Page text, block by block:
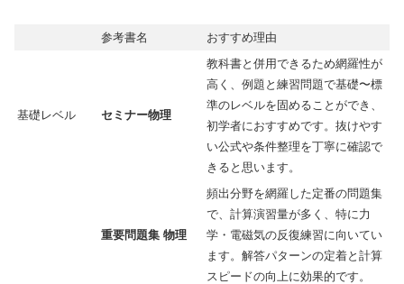
参考書名 おすすめ理由
基礎レベル セミナー物理
教科書と併用できるため網羅性が
高く、例題と練習問題で基礎〜標
準のレベルを固めることができ、
初学者におすすめです。抜けやす
い公式や条件整理を丁寧に確認で
きると思います。
重要問題集 物理
頻出分野を網羅した定番の問題集
で、計算演習量が多く、特に力
学・電磁気の反復練習に向いてい
ます。解答パターンの定着と計算
スピードの向上に効果的です。